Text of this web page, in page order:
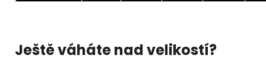
Ještě váháte nad velikostí?